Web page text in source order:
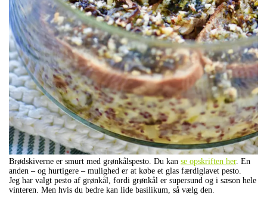
Brødskiverne er smurt med grønkålspesto. Du kan se opskriften her. En
anden – og hurtigere – mulighed er at købe et glas færdiglavet pesto.
Jeg har valgt pesto af grønkål, fordi grønkål er supersund og i sæson hele
vinteren. Men hvis du bedre kan lide basilikum, så vælg den.